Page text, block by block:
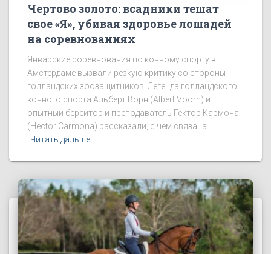
Чертово золото: всадники тешат
свое «Я», убивая здоровье лошадей
на соревнованиях
Январские соревнования по конному спорту в
Амстердаме вызвали резкую критику со стороны
голландских зоозащитников. Легенда голландского
конного спорта Альберт Ворн (Albert Voorn) и
опытный берейтор и преподаватель Гектор Кармона
(Hector Carmona) рассказали, с чем связана
Читать дальше…